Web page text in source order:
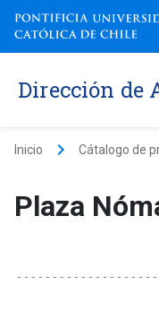
Dirección de
Inicio keyboard_arrow_right Cátalogo de
Plaza